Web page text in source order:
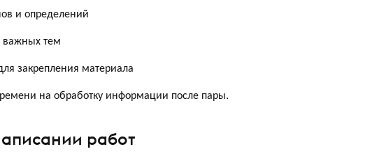
и определений
тем
закрепления материала
на обработку информации после пары.
работ